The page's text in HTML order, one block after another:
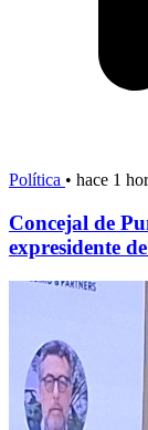
Política • hace 1
Concejal de
expresidente